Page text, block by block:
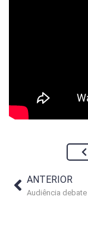
ANTERIOR